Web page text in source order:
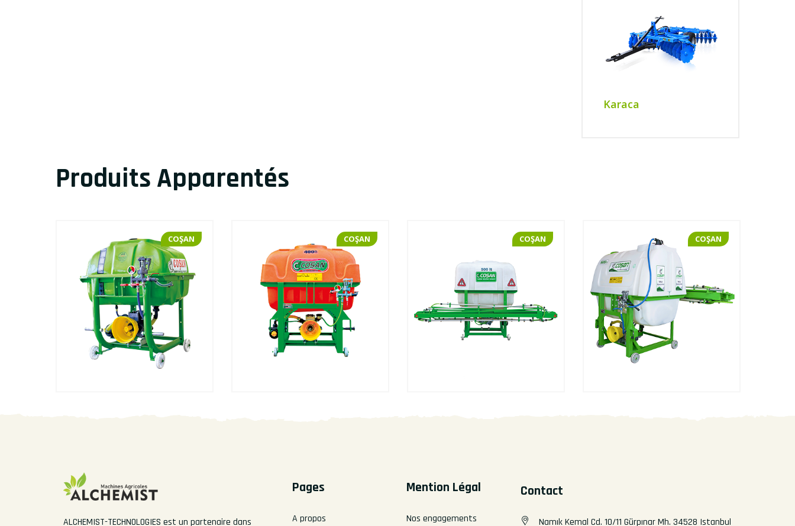
Karaca
Produits Apparentés
COŞAN COŞAN COŞAN COŞAN
ALCHEMIST-TECHNOLOGIES est un partenaire dans
Pages
A propos
Mention Légal
Nos engagements
Contact
Namık Kemal Cd. 10/11 Gürpınar Mh. 34528 Istanbul